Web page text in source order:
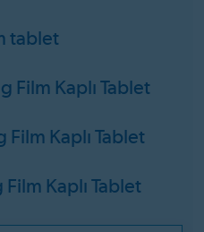
tablet
Film Kaplı Tablet
Film Kaplı Tablet
Kaplı Tablet